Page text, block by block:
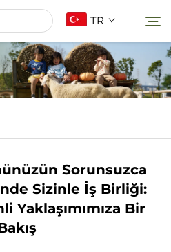
TR
Sorunsuzca
Sizinle İş Birliği:
Yaklaşımımıza Bir